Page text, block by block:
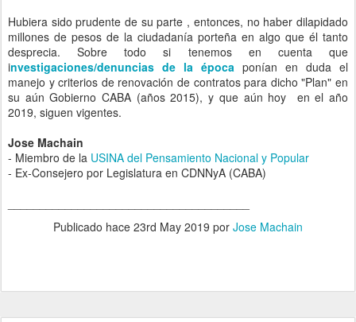
Hubiera sido prudente de su parte , entonces, no haber dilapidado
millones de pesos de la ciudadanía porteña en algo que él tanto
desprecia. Sobre todo si tenemos en cuenta que
investigaciones/denuncias de la época ponían en duda el
manejo y criterios de renovación de contratos para dicho "Plan" en
su aún Gobierno CABA (años 2015), y que aún hoy en el año
2019, siguen vigentes.
Jose Machain
- Miembro de la USINA del Pensamiento Nacional y Popular
- Ex-Consejero por Legislatura en CDNNyA (CABA)
Publicado hace 23rd May 2019 por Jose Machain